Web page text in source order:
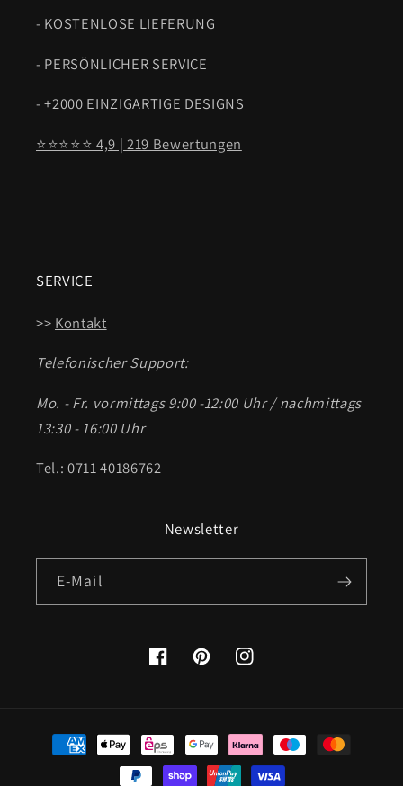
- KOSTENLOSE LIEFERUNG
- PERSÖNLICHER SERVICE
- +2000 EINZIGARTIGE DESIGNS
⭐⭐⭐⭐⭐ 4,9 | 219 Bewertungen
SERVICE
>> Kontakt
Telefonischer Support:
Mo. - Fr. vormittags 9:00 -12:00 Uhr / nachmittags
13:30 - 16:00 Uhr
Tel.: 0711 40186762
Newsletter
E-Mail
FacebookPinterestInstagram
Zahlungsmethoden